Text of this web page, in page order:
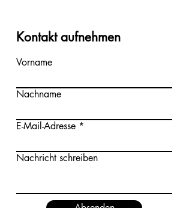
Kontakt aufnehmen
Vorname
Nachname
E-Mail-Adresse
Nachricht schreiben